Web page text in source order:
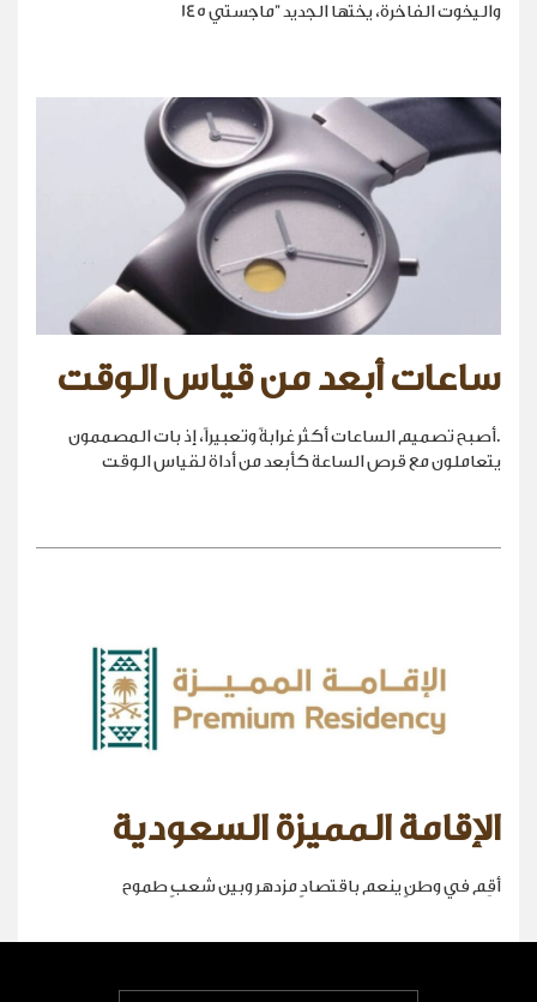
واليخوت الفاخرة، يختها الجديد "ماجستي 145
ساعات أبعد من قياس الوقت
.أصبح تصميم الساعات أكثر غرابةً وتعبيراً، إذ بات المصممون
يتعاملون مع قرص الساعة كأبعد من أداة لقياس الوقت
الإقامة المميزة السعودية
أقِم في وطنٍ ينعم باقتصادٍ مزدهر وبين شعبٍ طموح